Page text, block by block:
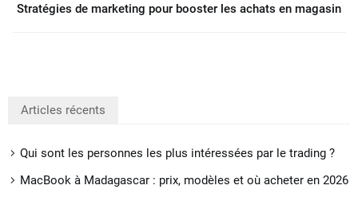
Stratégies de marketing pour booster les achats en magasin
Articles récents
Qui sont les personnes les plus intéressées par le trading ?
MacBook à Madagascar : prix, modèles et où acheter en 2026